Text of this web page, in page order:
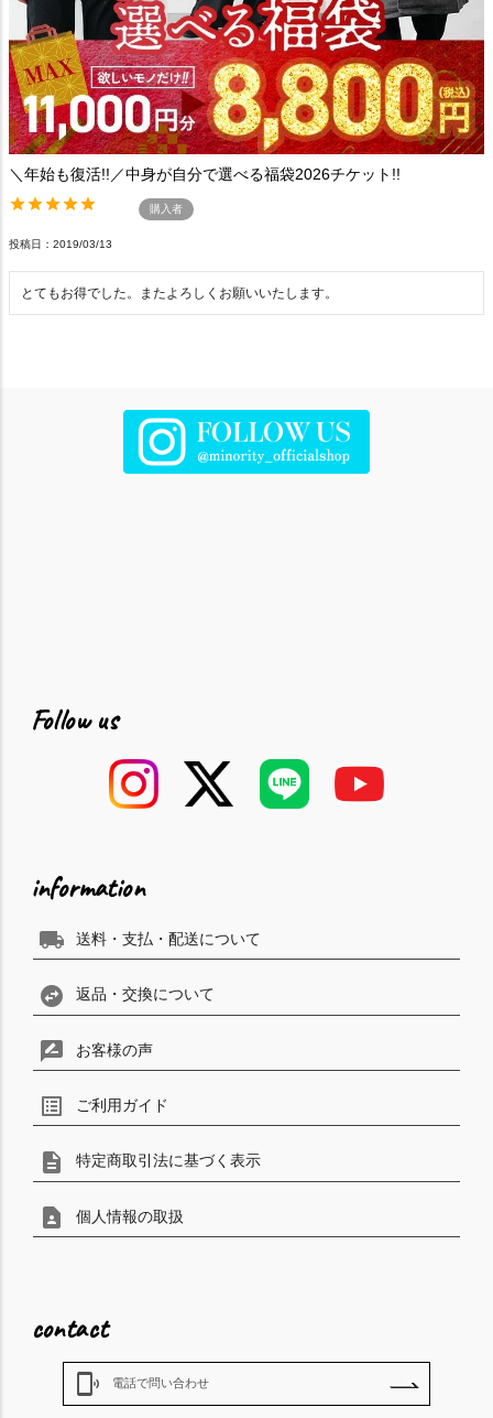
＼年始も復活!!／中身が自分で選べる福袋2026チケット!!
購入者
投稿日 2019/03/13
とてもお得でした。またよろしくお願いいたします。
Follow us
information
local_shipping 送料・支払・配送について
swap_horizontal_circle 返品・交換について
rate_review お客様の声
list_alt ご利用ガイド
description 特定商取引法に基づく表示
contact_page 個人情報の取扱
contact
phonelink_ring 電話で問い合わせ